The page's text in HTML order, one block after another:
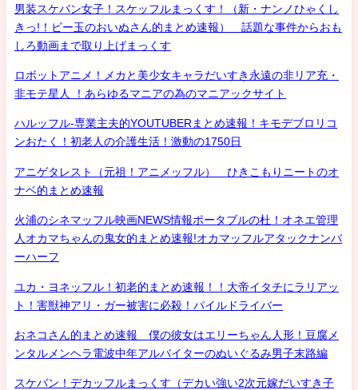
男装スケバン女子！スケッフルまっくす！（新・ナンノひゃくし
きっ!！ビー玉のおいぬさん的まとめ速報） 話題な事件からおも
しろ動画まで取り上げまっくす
ロボットアニメ！メカと美少女キャラだいすき永遠の非リア充・
非モテ星人 ！あらゆるマニアの為のマニアックサイト
ハルッフル-専業主夫的YOUTUBERまとめ速報！キモデブロリコ
ンおたく！初老人の介護生活！激動の1750日
アニゲタレスト（元祖！アニメッフル） ひきこもりニートのオ
ナベ的まとめ速報
火浦のシネマッフル映画NEWS情報ポータブルの杜！オネエ管理
人オカマちゃんの鬼女的まとめ速報!オカマッフルアタックナンバ
ーハーフ
ユカ・ヨネッフル！初老的まとめ速報！！大帝イタチにラリアッ
ト！害獣神アリ・ガー被害に必殺！パイルドライバー
おネコさん的まとめ速報 僕の彼女はエリーちゃん人形！豆腐メ
ンタルメンヘラ電波中年アルバイターのぬいぐるみ男子末路編
スケバン！デカッフルまっくす（デカい強い2次元嫁だいすき子